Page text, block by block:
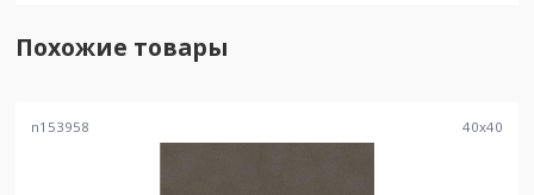
Похожие товары
n153958 40x40